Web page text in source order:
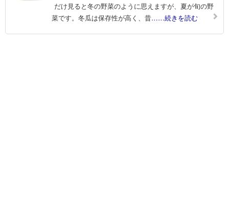
だけ見ると冬の野菜のように思えますが、夏が旬の野
菜です。冬瓜は保存性が高く、昔……続きを読む